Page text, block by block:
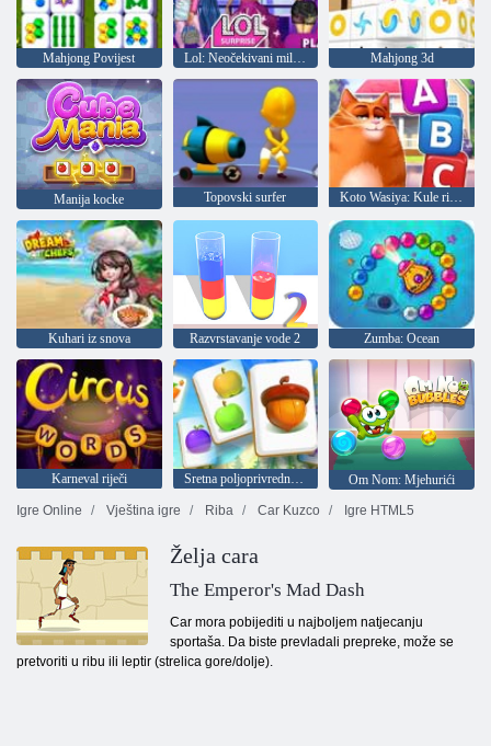
Mahjong Povijest Lol: Neočekivani milenijalci Mahjong 3d
Manija kocke Topovski surfer Koto Wasiya: Kule riječi
Kuhari iz snova Razvrstavanje vode 2 Zumba: Ocean
Karneval riječi Sretna poljoprivredna berba
Om Nom: Mjehurići
Igre Online
Vještina igre Riba Car Kuzco Igre HTML5
Želja cara
The Emperor's Mad Dash
Car mora pobijediti u najboljem natjecanju
sportaša. Da biste prevladali prepreke, može se
pretvoriti u ribu ili leptir (strelica gore/dolje).